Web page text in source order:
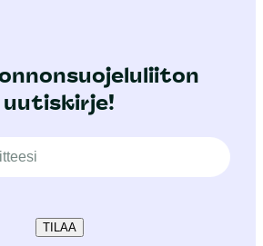
uutiskirje!
TILAA